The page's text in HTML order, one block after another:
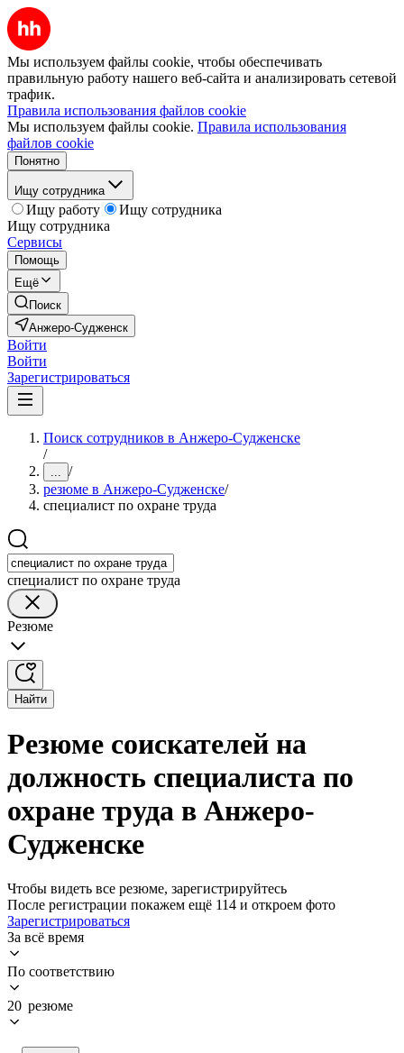
Мы используем файлы cookie, чтобы обеспечивать
правильную работу нашего веб-сайта и анализировать сетевой
трафик.
Правила использования файлов cookie
Мы используем файлы cookie. Правила использования
файлов cookie
Понятно
Ищу сотрудника
Ищу работу
Ищу сотрудника
Ищу сотрудника
Сервисы
Помощь
Ещё
Поиск
Анжеро-Судженск
Войти
Войти
Зарегистрироваться
Поиск сотрудников в Анжеро-Судженске
/
... /
резюме в Анжеро-Судженске/
специалист по охране труда
специалист по охране труда
Резюме
Найти
Резюме соискателей на
должность специалиста по
охране труда в Анжеро-
Судженске
Чтобы видеть все резюме, зарегистрируйтесь
После регистрации покажем ещё 114 и откроем фото
Зарегистрироваться
За всё время
По соответствию
20 резюме